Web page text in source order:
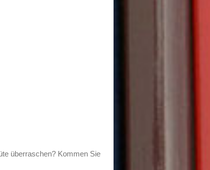
überraschen? Kommen Sie